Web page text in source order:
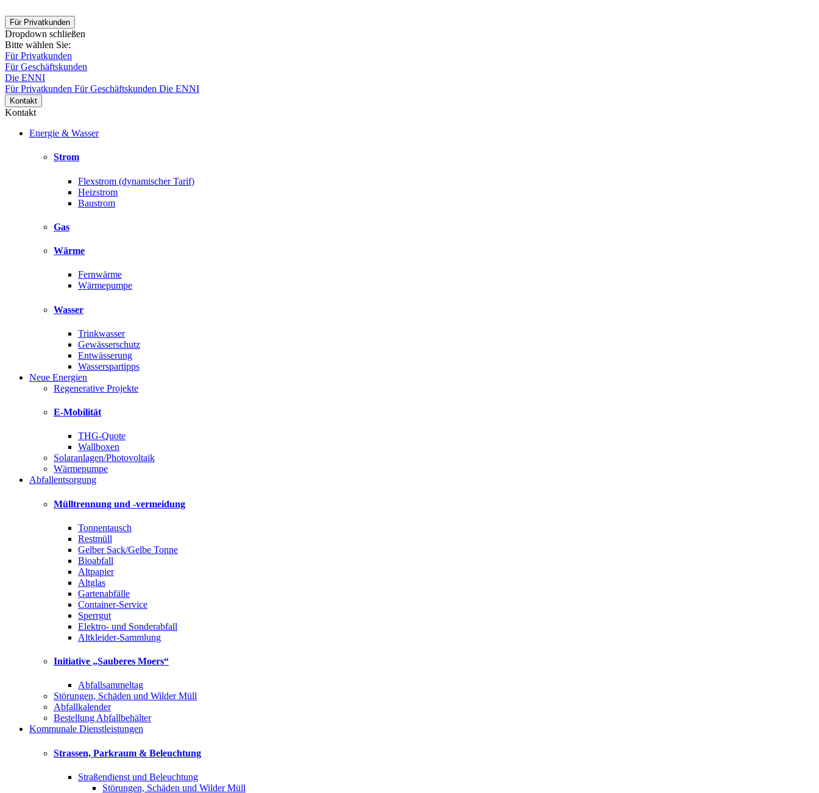
Für Privatkunden
Dropdown schließen
Bitte wählen Sie:
Für Privatkunden
Für Geschäftskunden
Die ENNI
Für Privatkunden Für Geschäftskunden Die ENNI
Kontakt
Kontakt
Energie & Wasser
Strom
Flexstrom (dynamischer Tarif)
Heizstrom
Baustrom
Gas
Wärme
Fernwärme
Wärmepumpe
Wasser
Trinkwasser
Gewässerschutz
Entwässerung
Wasserspartipps
Neue Energien
Regenerative Projekte
E-Mobilität
THG-Quote
Wallboxen
Solaranlagen/Photovoltaik
Wärmepumpe
Abfallentsorgung
Mülltrennung und -vermeidung
Tonnentausch
Restmüll
Gelber Sack/Gelbe Tonne
Bioabfall
Altpapier
Altglas
Gartenabfälle
Container-Service
Sperrgut
Elektro- und Sonderabfall
Altkleider-Sammlung
Initiative „Sauberes Moers“
Abfallsammeltag
Störungen, Schäden und Wilder Müll
Abfallkalender
Bestellung Abfallbehälter
Kommunale Dienstleistungen
Strassen, Parkraum & Beleuchtung
Straßendienst und Beleuchtung
Störungen, Schäden und Wilder Müll